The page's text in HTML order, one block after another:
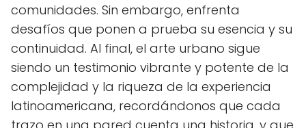
comunidades. Sin embargo, enfrenta
desafíos que ponen a prueba su esencia y su
continuidad. Al final, el arte urbano sigue
siendo un testimonio vibrante y potente de la
complejidad y la riqueza de la experiencia
latinoamericana, recordándonos que cada